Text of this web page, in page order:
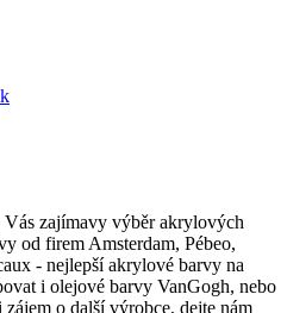
zajímavy výběr akrylových
od firem Amsterdam, Pébeo,
- nejlepší akrylové barvy na
i olejové barvy VanGogh, nebo
o další výrobce, dejte nám